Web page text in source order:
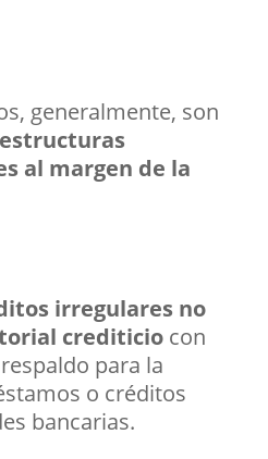
generalmente, son
al margen de la
irregulares no
crediticio con
para la
o créditos
bancarias.